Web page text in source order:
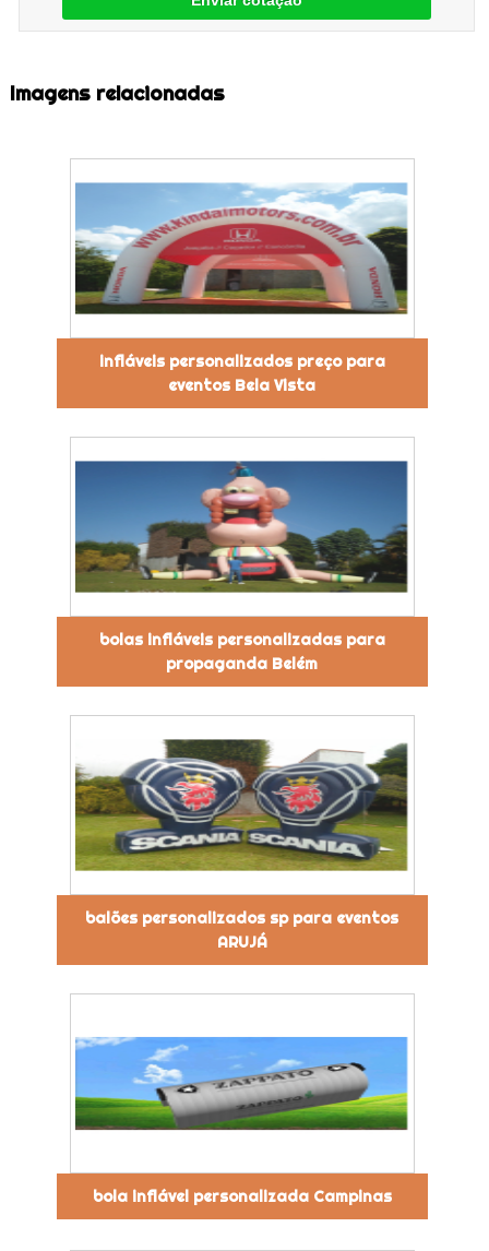
Imagens relacionadas
infláveis personalizados preço para
eventos Bela Vista
bolas infláveis personalizadas para
propaganda Belém
balões personalizados sp para eventos
ARUJÁ
bola inflável personalizada Campinas